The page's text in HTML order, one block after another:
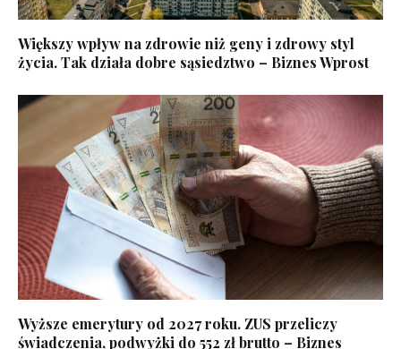
Większy wpływ na zdrowie niż geny i zdrowy styl
życia. Tak działa dobre sąsiedztwo – Biznes Wprost
Wyższe emerytury od 2027 roku. ZUS przeliczy
świadczenia, podwyżki do 552 zł brutto – Biznes